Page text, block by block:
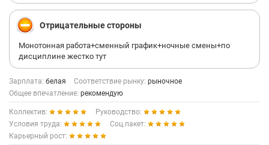
Отрицательные стороны
Монотонная работа+сменный график+ночные смены+по
дисциплине жестко тут
Зарплата: белая Соответствие рынку: рыночное
Общее впечатление: рекомендую
Коллектив:
Руководство:
Условия труда:
Соц.пакет:
Карьерный рост: